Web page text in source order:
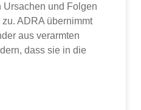
Ursachen und Folgen
ADRA über­nimmt
aus ver­arm­ten
dass sie in die